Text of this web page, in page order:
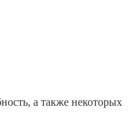
а также некоторых